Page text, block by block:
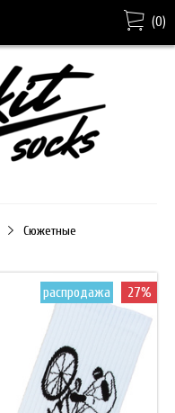
(0)
Сюжетные
распродажа 27%